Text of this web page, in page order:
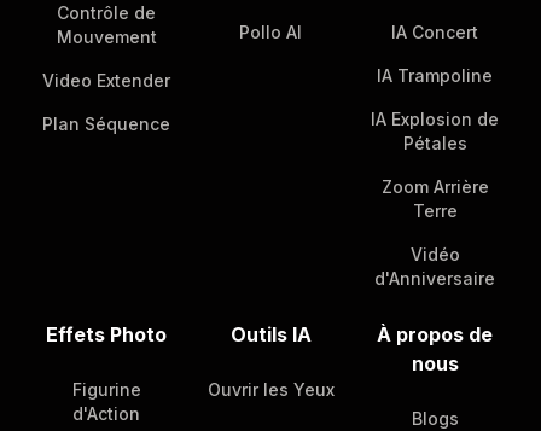
Contrôle de
Mouvement
Video Extender
Plan Séquence
Pollo AI IA Concert
IA Trampoline
IA Explosion de
Pétales
Zoom Arrière
Terre
Vidéo
d'Anniversaire
Effets Photo
Figurine
d'Action
Outils IA
Ouvrir les Yeux
À propos de
nous
Blogs